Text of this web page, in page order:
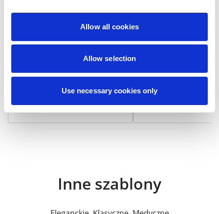
Allow all cookies
Allow selection
Use necessary cookies only
Wizytówka na papierze 300
g/m² z matowym laminatem,
zapewnia niepalcującą się
zwiększa trwałość i chroni przed
+7,90 zł / 100 szt.
Laminat
g/m² pokryta
laminatem, który
bardziej odporna na
żywotność.
+7,90 zł / 100 szt.
Inne szablony